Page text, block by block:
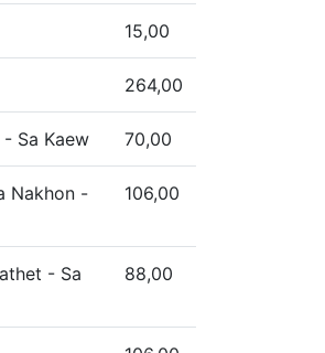
15,00
264,00
Sa Kaew 70,00
Nakhon -
106,00
- Sa
88,00